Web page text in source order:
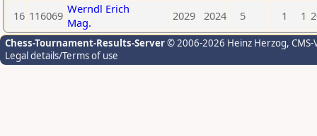
16 116069 Werndl Erich
Mag.
2029 2024 5 1 1
Chess-Tournament-Results-Server© 2006-2026 Heinz Herzog,
Legal details/Terms of use